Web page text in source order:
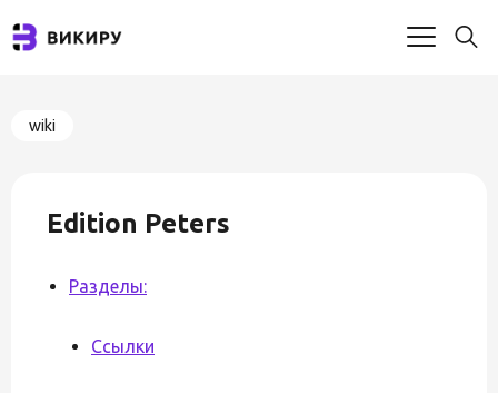
wiki
Edition Peters
Разделы:
Ссылки